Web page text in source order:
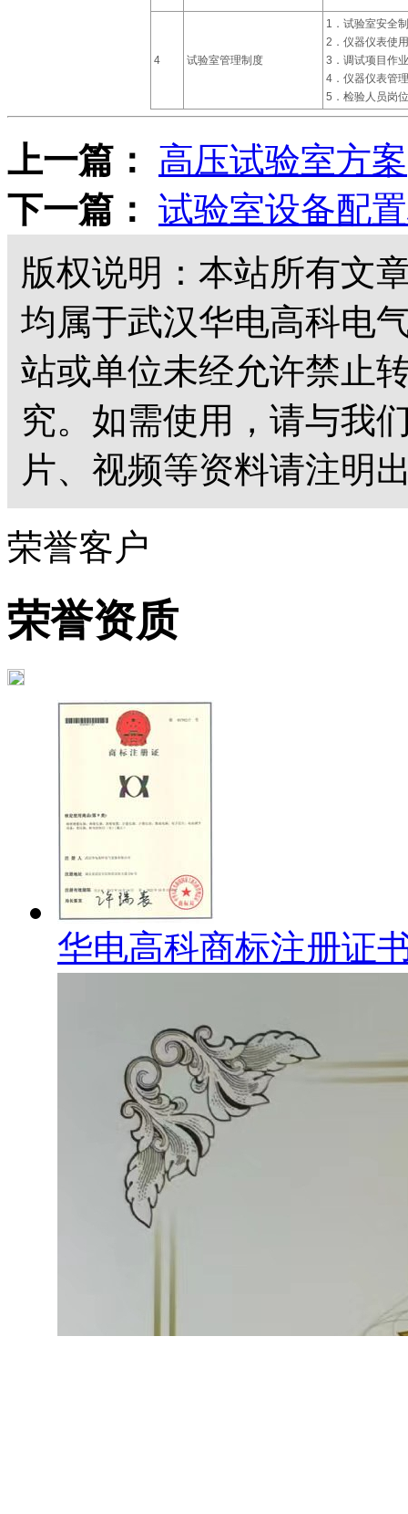
4 试验室管理制度
1．试验室安全
2．仪器仪表使
3．调试项目作
4．仪器仪表管
5．检验人员岗
上一篇：
高压试验室方案
下一篇： 试验室设备配
版权说明：本站所有文
均属于武汉华电高科电
站或单位未经允许禁止
究。如需使用，请与我
片、视频等资料请注明
荣誉客户
荣誉资质
华电高科商标注册证